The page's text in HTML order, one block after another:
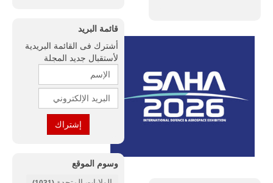
قائمة البريد
أشترك فى القائمة البريدية
لأستقبال جديد المجلة
وسوم الموقع